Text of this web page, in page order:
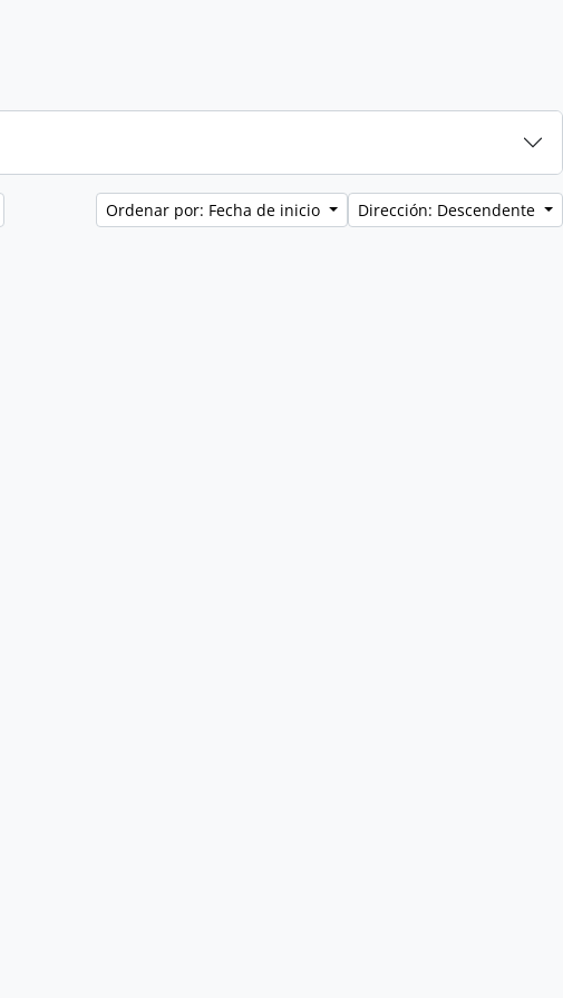
Ordenar por: Fecha de inicio Dirección: Descendente